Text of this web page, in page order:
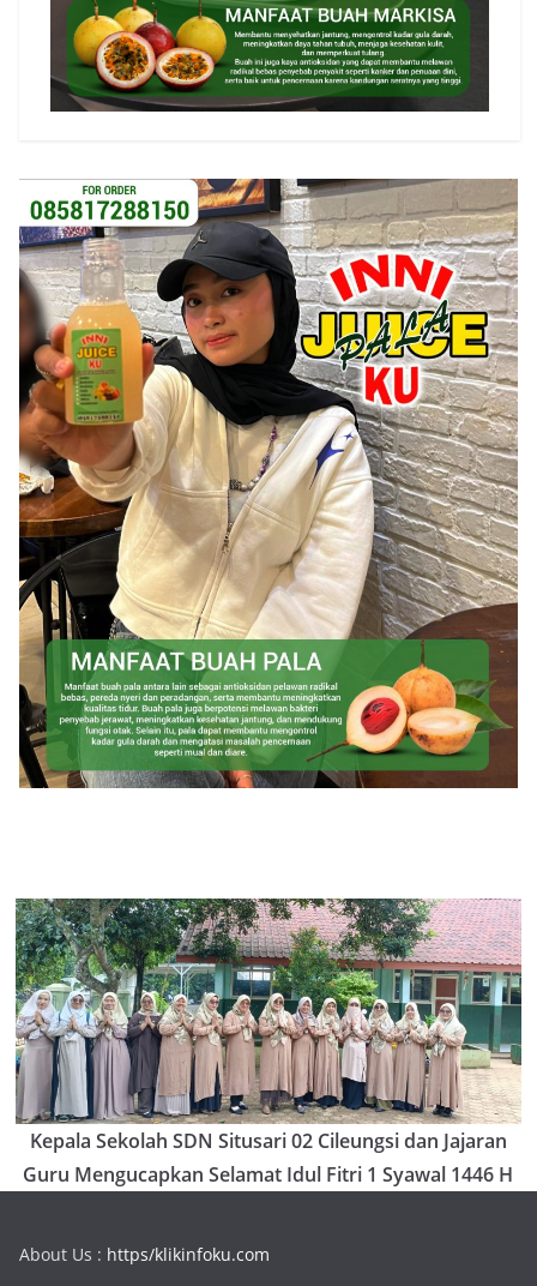
Kepala Sekolah SDN Situsari 02 Cileungsi dan Jajaran
Guru Mengucapkan Selamat Idul Fitri 1 Syawal 1446 H
About Us : https/klikinfoku.com